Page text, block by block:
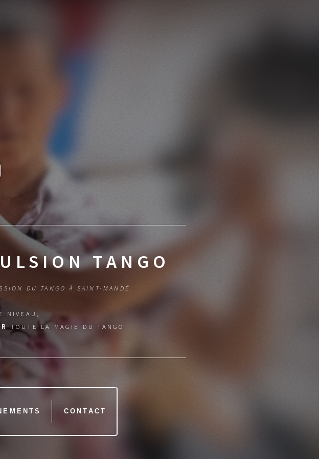
TANGO
DU TANGO À SAINT-MANDÉ.
NIVEAU,
TOUTE LA MAGIE DU TANGO.
CONTACT